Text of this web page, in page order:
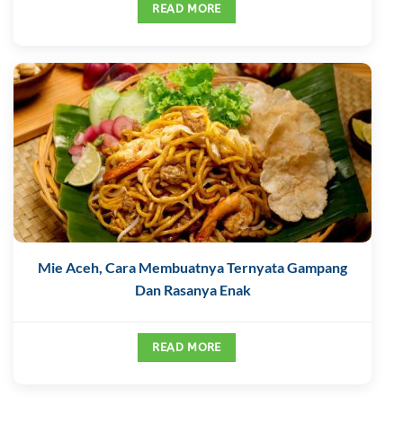
READ MORE
Mie Aceh, Cara Membuatnya Ternyata Gampang
Dan Rasanya Enak
READ MORE